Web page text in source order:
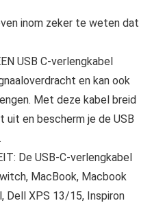
inom zeker te weten dat
USB C-verlengkabel
en kan ook
Met deze kabel breid
uit en bescherm je de USB
De USB-C-verlengkabel
MacBook, Macbook
Dell XPS 13/15, Inspiron